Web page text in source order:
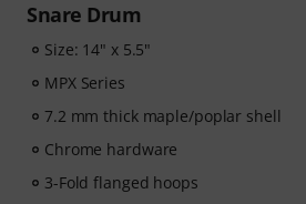
Snare Drum
Size: 14" x 5.5"
MPX Series
7.2 mm thick maple/poplar shell
Chrome hardware
3-Fold flanged hoops